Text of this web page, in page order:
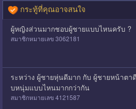
กระทู้ที่คุณอาจสนใจ
ผู้หญิงส่วนมากชอบผู้ชายแบบไหนครับ ?
สมาชิกหมายเลข 3062181
ระหว่าง ผู้ชายหุ่นดีมาก กับ ผู้ชายหน้าตา
บหนุ่มแบบไหนมากกว่ากัน
สมาชิกหมายเลข 4121587